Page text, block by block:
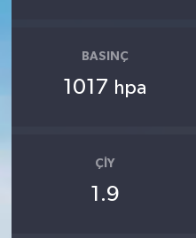
BASINÇ
1017 hpa
ÇIY
1.9